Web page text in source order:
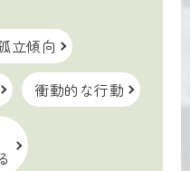
立傾向
衝動的な行動